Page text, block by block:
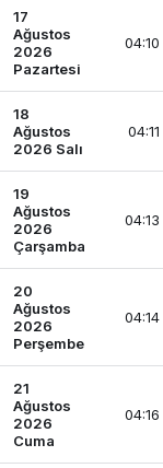
17
Ağustos
2026
Pazartesi
04:10
18
Ağustos
2026 Salı
04:11
19
Ağustos
2026
Çarşamba
04:13
20
Ağustos
2026
Perşembe
04:14
21
Ağustos
2026
Cuma
04:16